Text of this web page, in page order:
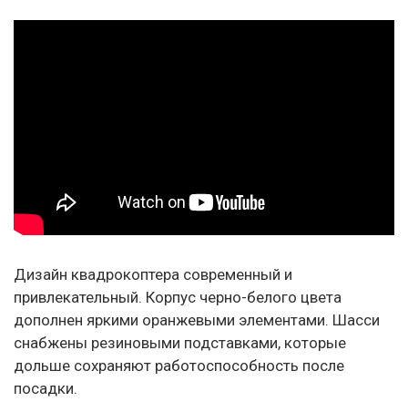
Дизайн квадрокоптера современный и
привлекательный. Корпус черно-белого цвета
дополнен яркими оранжевыми элементами. Шасси
снабжены резиновыми подставками, которые
дольше сохраняют работоспособность после
посадки.